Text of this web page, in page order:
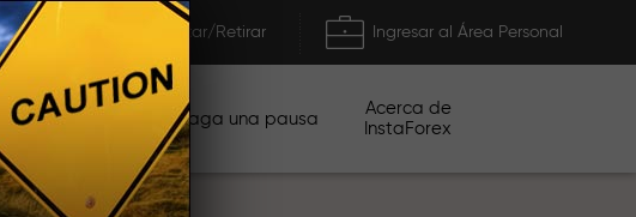
Depositar/Retirar Ingresar al Área Personal
Campañas Haga una pausa
Acerca de
InstaForex